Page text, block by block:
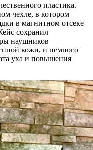
пластика.
чехле, в котором
в магнитном отсеке
сохранил
наушников
кожи, и немного
уха и повышения